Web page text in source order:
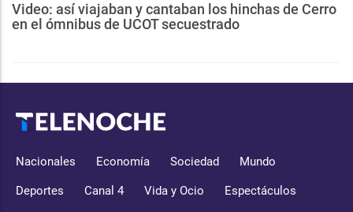
Video: así viajaban y cantaban los hinchas de Cerro
en el ómnibus de UCOT secuestrado
Nacionales Economía Sociedad Mundo
Deportes Canal 4 Vida y Ocio Espectáculos